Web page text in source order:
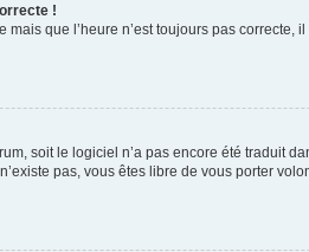
!
que l’heure n’est toujours pas
soit le logiciel n’a pas encore été traduit
pas, vous êtes libre de vous porter